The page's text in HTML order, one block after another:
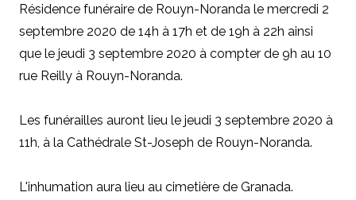
Résidence funéraire de Rouyn-Noranda le mercredi 2
septembre 2020 de 14h à 17h et de 19h à 22h ainsi
que le jeudi 3 septembre 2020 à compter de 9h au 10
rue Reilly à Rouyn-Noranda.
Les funérailles auront lieu le jeudi 3 septembre 2020 à
11h, à la Cathédrale St-Joseph de Rouyn-Noranda.
L'inhumation aura lieu au cimetière de Granada.